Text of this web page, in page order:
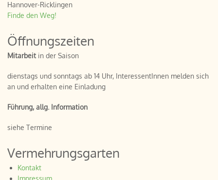
Hannover-Ricklingen
Finde den Weg!
Öffnungszeiten
Mitarbeit in der Saison
dienstags und sonntags ab 14 Uhr, InteressentInnen melden sich
an und erhalten eine Einladung
Führung, allg. Information
siehe Termine
Vermehrungsgarten
Kontakt
Impressum